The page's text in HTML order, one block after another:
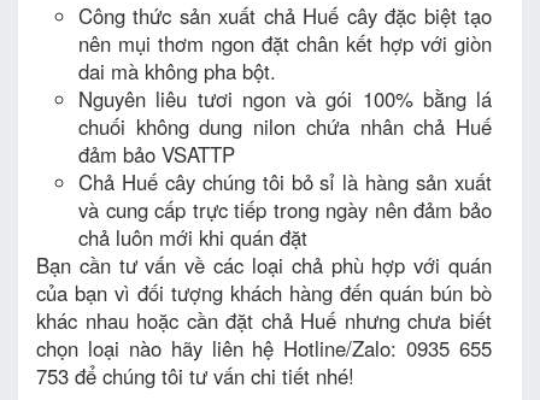
Công thức sản xuất chả Huế cây đặc biệt tạo
nên mụi thơm ngon đặt chân kết hợp với giòn
dai mà không pha bột.
Nguyên liêu tươi ngon và gói 100% bằng lá
chuối không dung nilon chứa nhân chả Huế
đảm bảo VSATTP
Chả Huế cây chúng tôi bỏ sỉ là hàng sản xuất
và cung cấp trực tiếp trong ngày nên đảm bảo
chả luôn mới khi quán đặt
Bạn cần tư vấn về các loại chả phù hợp với quán
của bạn vì đối tượng khách hàng đến quán bún bò
khác nhau hoặc cần đặt chả Huế nhưng chưa biết
chọn loại nào hãy liên hệ Hotline/Zalo: 0935 655
753 để chúng tôi tư vấn chi tiết nhé!